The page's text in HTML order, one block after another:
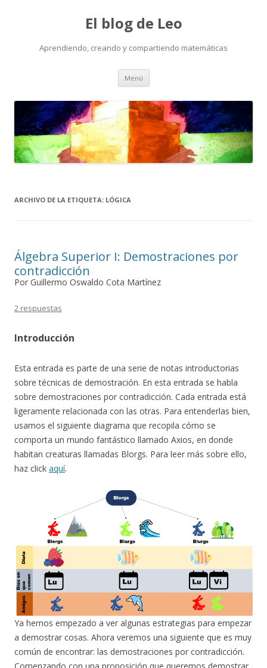
El blog de Leo
Aprendiendo, creando y compartiendo matemáticas
Menú Saltar
contenido
ARCHIVO DE LA ETIQUETA: LÓGICA
Álgebra Superior I: Demostraciones por
contradicción
Por Guillermo Oswaldo Cota Martínez
2 respuestas
Introducción
Esta entrada es parte de una serie de notas introductorias
sobre técnicas de demostración. En esta entrada se habla
sobre demostraciones por contradicción. Cada entrada está
ligeramente relacionada con las otras. Para entenderlas bien,
usamos el siguiente diagrama que recopila cómo se
comporta un mundo fantástico llamado Axios, en donde
habitan creaturas llamadas Blorgs. Para leer más sobre ello,
haz click aquí.
Ya hemos empezado a ver algunas estrategias para empezar
a demostrar cosas. Ahora veremos una siguiente que es muy
común de encontrar: las demostraciones por contradicción.